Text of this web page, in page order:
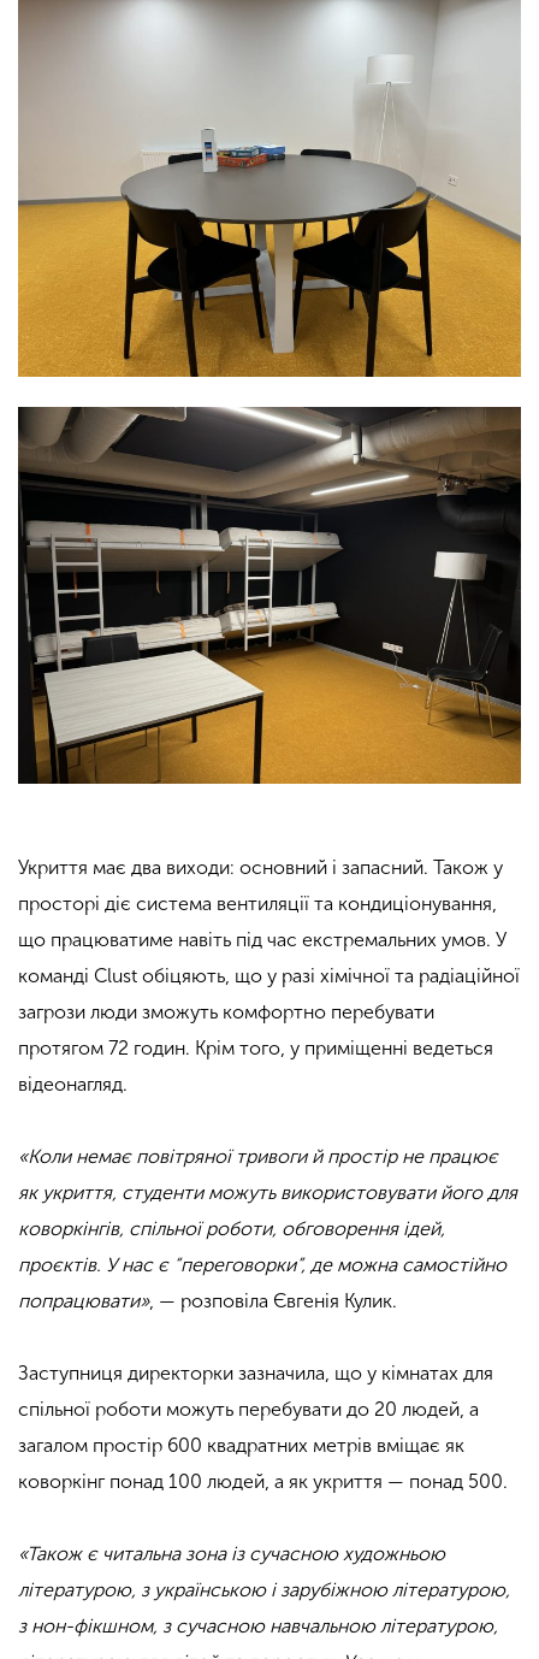
Укриття має два виходи: основний і запасний. Також у
просторі діє система вентиляції та кондиціонування,
що працюватиме навіть під час екстремальних умов. У
команді Clust обіцяють, що у разі хімічної та радіаційної
загрози люди зможуть комфортно перебувати
протягом 72 годин. Крім того, у приміщенні ведеться
відеонагляд.
«Коли немає повітряної тривоги й простір не працює
як укриття, студенти можуть використовувати його для
коворкінгів, спільної роботи, обговорення ідей,
проєктів. У нас є “переговорки”, де можна самостійно
попрацювати», — розповіла Євгенія Кулик.
Заступниця директорки зазначила, що у кімнатах для
спільної роботи можуть перебувати до 20 людей, а
загалом простір 600 квадратних метрів вміщає як
коворкінг понад 100 людей, а як укриття — понад 500.
«Також є читальна зона із сучасною художньою
літературою, з українською і зарубіжною літературою,
з нон-фікшном, з сучасною навчальною літературою,